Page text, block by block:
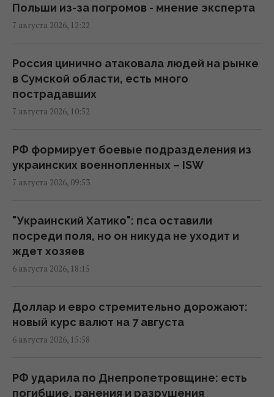
Дроны поразили склад Wildberries в
Екатеринбурге за 2000 км от границы
09:11 пятница, 07 августа 2026
Россия использует украинских
военнопленных для формирования боевых
08:24 пятница, 07 августа 2026
Камера в подъезде и во дворе: когда
когда нельзя
07:50 пятница, 07 августа 2026
"Это просто сафари": жители Запорожья
дронов
07:46 пятница, 07 августа 2026
перелома в войне нет, – немецкий эксперт
05:25 пятница, 07 августа 2026
Польши из-за погромов - мнение эксперта
7 августа 2026, 12:22
Россия цинично атаковала людей на рынке
в Сумской области, есть много
пострадавших
7 августа 2026, 10:52
РФ формирует боевые подразделения из
украинских военнопленных – ISW
7 августа 2026, 09:53
"Украинский Хатико": пса оставили
посреди поля, но он никуда не уходит и
ждет хозяев
6 августа 2026, 18:15
Доллар и евро стремительно дорожают:
новый курс валют на 7 августа
6 августа 2026, 15:58
РФ ударила по Днепропетровщине: есть
погибшие, ранения и разрушения